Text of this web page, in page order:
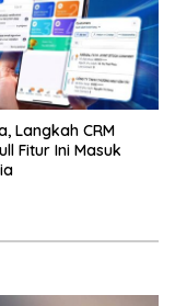
Langkah CRM
Fitur Ini Masuk